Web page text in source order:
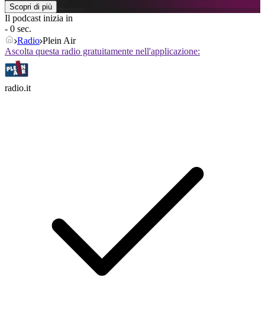
Scopri di più
Il podcast inizia in
- 0 sec.
Radio Plein Air
Ascolta questa radio gratuitamente nell'applicazione:
radio.it